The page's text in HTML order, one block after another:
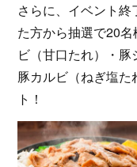
さらに、イベント
た方から抽選で20
ビ（甘口たれ）・豚
豚カルビ（ねぎ塩
ト！